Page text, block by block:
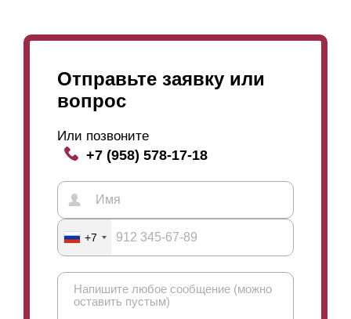
Отправьте заявку или
вопрос
Или позвоните
+7 (958) 578-17-18
+7